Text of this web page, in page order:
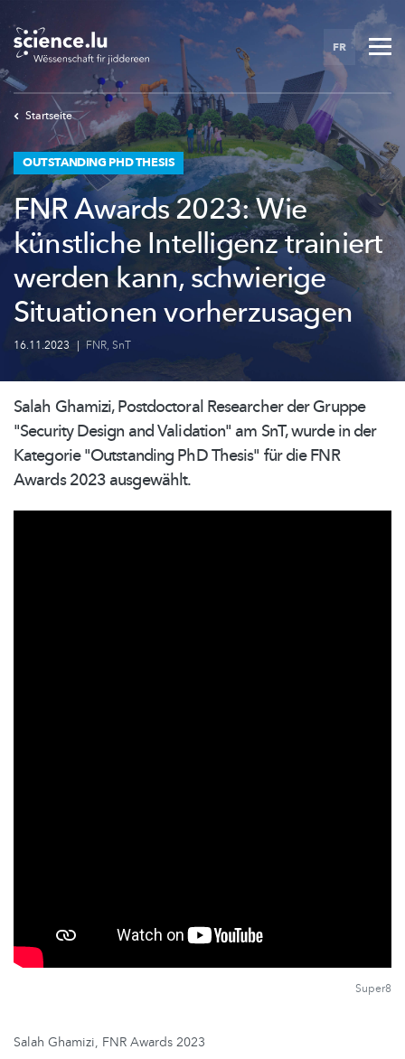
to
main
content
FR
Startseite
OUTSTANDING PHD THESIS
FNR Awards 2023: Wie
künstliche Intelligenz trainiert
werden kann, schwierige
Situationen vorherzusagen
16.11.2023 | FNR, SnT
Salah Ghamizi, Postdoctoral Researcher der Gruppe
"Security Design and Validation" am SnT, wurde in der
Kategorie "Outstanding PhD Thesis" für die FNR
Awards 2023 ausgewählt.
Super8
Salah Ghamizi, FNR Awards 2023